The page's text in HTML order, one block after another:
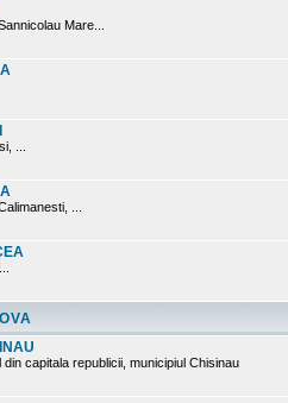
Mare...
...
...
capitala republicii, municipiul Chisinau